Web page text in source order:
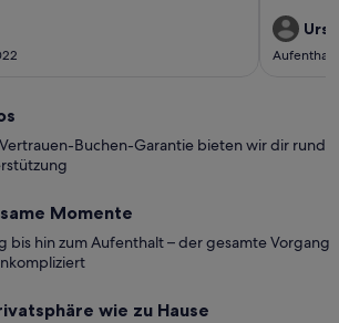
zufrieden.
Buchen-Garantie bieten wir dir rund
Momente
bis hin zum Aufenthalt – der gesamte Vorgang
wie zu Hause